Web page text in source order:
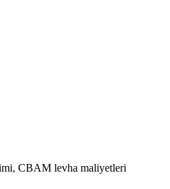
CBAM levha maliyetleri